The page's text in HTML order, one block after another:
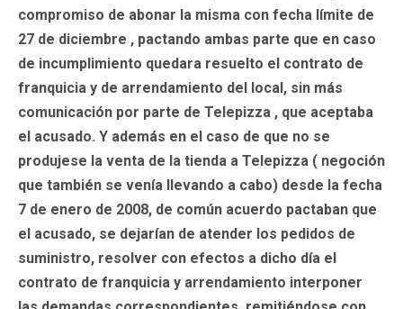
compromiso de abonar la misma con fecha límite de
27 de diciembre , pactando ambas parte que en caso
de incumplimiento quedara resuelto el contrato de
franquicia y de arrendamiento del local, sin más
comunicación por parte de Telepizza , que aceptaba
el acusado. Y además en el caso de que no se
produjese la venta de la tienda a Telepizza ( negoción
que también se venía llevando a cabo) desde la fecha
7 de enero de 2008, de común acuerdo pactaban que
el acusado, se dejarían de atender los pedidos de
suministro, resolver con efectos a dicho día el
contrato de franquicia y arrendamiento interponer